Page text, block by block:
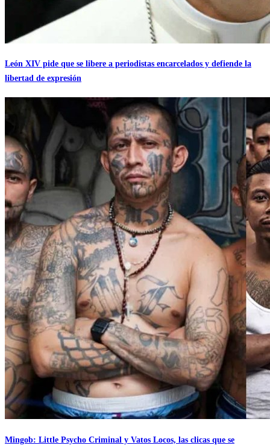
León XIV pide que se libere a periodistas encarcelados y defiende la
libertad de expresión
Mingob: Little Psycho Criminal y Vatos Locos, las clicas que se